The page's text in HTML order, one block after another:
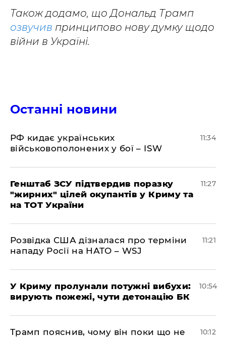
Також додамо, що Дональд Трамп
озвучив принципово нову думку щодо
війни в Україні.
Останні новини
РФ кидає українських
військовополонених у бої – ISW
11:34
Генштаб ЗСУ підтвердив поразку
"жирних" цілей окупантів у Криму та
на ТОТ України
11:27
Розвідка США дізналася про терміни
нападу Росії на НАТО – WSJ
11:21
У Криму пролунали потужні вибухи:
вирують пожежі, чути детонацію БК
10:54
Трамп пояснив, чому він поки що не 10:12